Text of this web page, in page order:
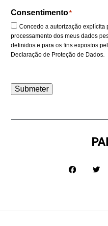
Consentimento*
Concedo a autorização explícita
processamento dos meus dados
definidos e para os fins expostos
Declaração de Proteção de Dados.
Submeter